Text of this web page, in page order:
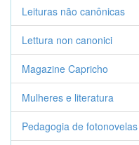
Leituras não canônicas
Lettura non canonici
Magazine Capricho
Mulheres e literatura
Pedagogia de fotonovelas